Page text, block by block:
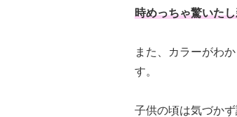
時めっちゃ驚いた
また、カラーがわ
す。
子供の頃は気づか